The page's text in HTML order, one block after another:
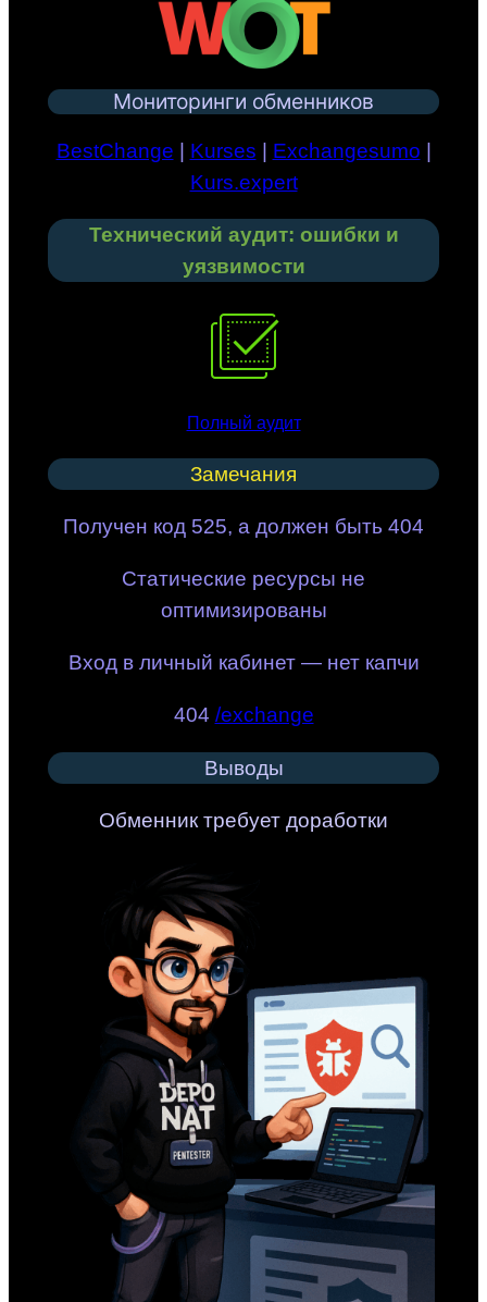
Мониторинги обменников
BestChange Kurses Exchangesumo
Kurs.expert
Технический аудит: ошибки и
уязвимости
Полный аудит
Замечания
Получен код 525, а должен быть 404
Статические ресурсы не
оптимизированы
Вход в личный кабинет — нет капчи
404 /exchange
Выводы
Обменник требует доработки